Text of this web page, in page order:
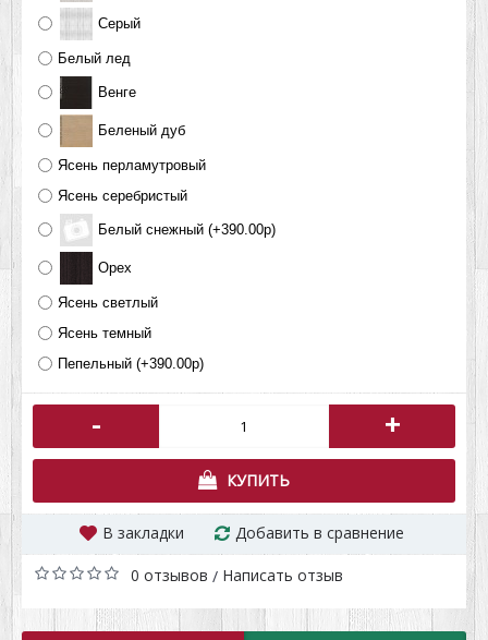
Серый
Белый лед
Венге
Беленый дуб
Ясень перламутровый
Ясень серебристый
Белый снежный (+390.00р)
Орех
Ясень светлый
Ясень темный
Пепельный (+390.00р)
- +
КУПИТЬ
В закладки Добавить в сравнение
0 отзывов / Написать отзыв